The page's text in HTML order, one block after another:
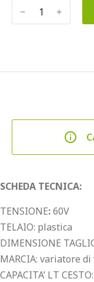
﹣ ﹢
SCHEDA TECNICA:
TENSIONE:60V
TELAIO: plastica
DIMENSIONE
MARCIA: variatore
CAPACITA’ LT